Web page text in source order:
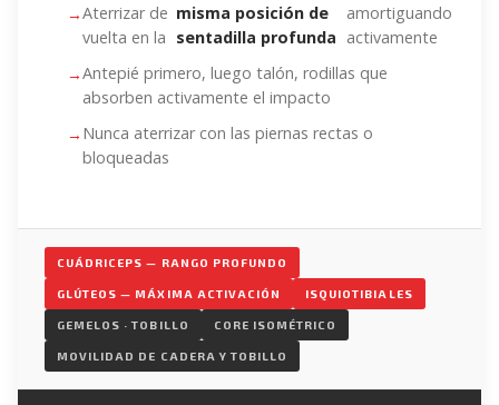
Aterrizar de
vuelta en la
misma posición de
sentadilla profunda
amortiguando
activamente
Antepié primero, luego talón, rodillas que
absorben activamente el impacto
Nunca aterrizar con las piernas rectas o
bloqueadas
CUÁDRICEPS — RANGO PROFUNDO
GLÚTEOS — MÁXIMA ACTIVACIÓN ISQUIOTIBIALES
GEMELOS · TOBILLO CORE ISOMÉTRICO
MOVILIDAD DE CADERA Y TOBILLO